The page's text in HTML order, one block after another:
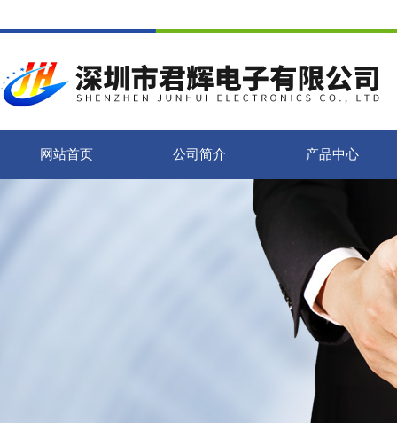
网站首页 公司简介 产品中心